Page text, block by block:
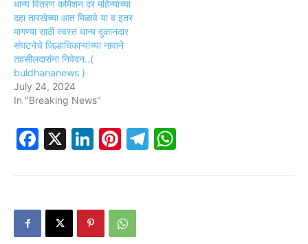
धान्य वितरण कमिशन दर महिन्याच्या
दहा तारखेच्या आत मिळावे या व इतर
मागण्या साठी स्वस्त धान्य दुकानदार
संघटनेचे जिल्हाधिकाऱ्यांच्या नावाने
तहसीलदारांना निवेदन..(
buldhananews )
July 24, 2024
In "Breaking News"
Facebook
X LinkedIn
Pinterest
Telegram